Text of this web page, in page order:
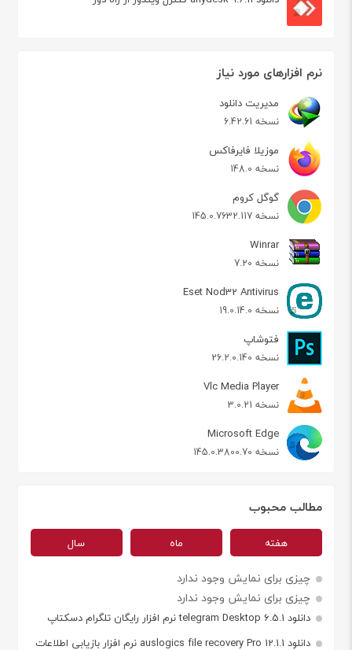
نرم افزارهای مورد نیاز
مدیریت دانلود
نسخه 6.42.61
موزیلا فایرفاکس
نسخه 148.0
گوگل کروم
نسخه 145.0.7632.117
Winrar
نسخه 7.20
Eset Nod32 Antivirus
نسخه 19.0.14.0
فتوشاپ
نسخه 26.2.0.140
Vlc Media Player
نسخه 3.0.21
Microsoft Edge
نسخه 145.0.3800.70
مطالب محبوب
هفته ماه سال
چیزی برای نمایش وجود ندارد
چیزی برای نمایش وجود ندارد
دانلود telegram Desktop 6.5.1 نرم افزار رایگان تلگرام دسکتاپ
دانلود auslogics file recovery Pro 12.1.1 نرم افزار بازیابی اطلاعات